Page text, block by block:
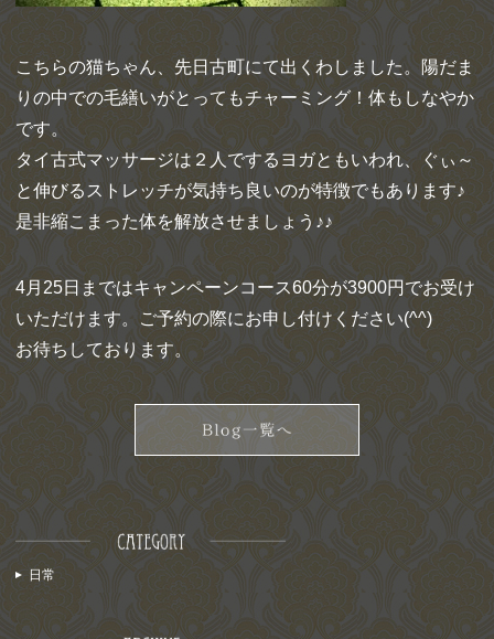
こちらの猫ちゃん、先日古町にて出くわしました。陽だま
りの中での毛繕いがとってもチャーミング！体もしなやか
です。
タイ古式マッサージは２人でするヨガともいわれ、ぐぃ～
と伸びるストレッチが気持ち良いのが特徴でもあります♪
是非縮こまった体を解放させましょう♪♪
4月25日まではキャンペーンコース60分が3900円でお受け
いただけます。ご予約の際にお申し付けください(^^)ゞ
お待ちしております。
日常